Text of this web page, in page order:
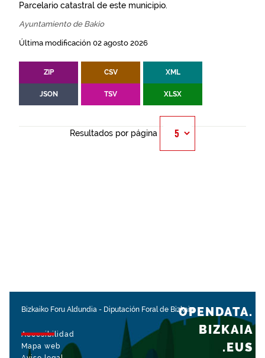
Parcelario catastral de este municipio.
Ayuntamiento de Bakio
Última modificación 02 agosto 2026
ZIP CSV XML
JSON TSV XLSX
Resultados por página
Bizkaiko Foru Aldundia - Diputación Foral de Bizkaia
Accesibilidad
Mapa web
OPENDATA.
BIZKAIA
.EUS